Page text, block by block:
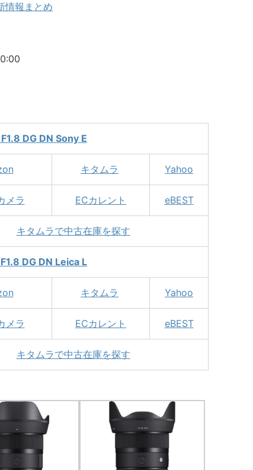
情報まとめ
DG DN Sony E
キタムラ Yahoo
メラ ECカレント eBEST
キタムラで中古在庫を探す
DG DN Leica L
キタムラ Yahoo
メラ ECカレント eBEST
キタムラで中古在庫を探す